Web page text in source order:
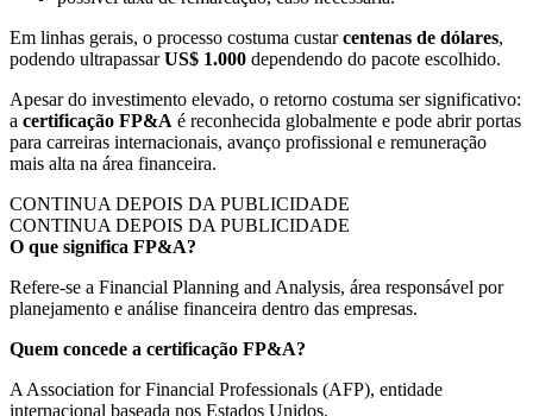
Em linhas gerais, o processo costuma custarcentenas de dólares,
podendo ultrapassarUS$ 1.000 dependendo do pacote escolhido.
Apesar do investimento elevado, o retorno costuma ser significativo:
a certificação FP&A é reconhecida globalmente e pode abrir portas
para carreiras internacionais, avanço profissional e remuneração
mais alta na área financeira.
CONTINUA DEPOIS DA PUBLICIDADE
CONTINUA DEPOIS DA PUBLICIDADE
O que significa FP&A?
Refere-se a Financial Planning and Analysis, área responsável por
planejamento e análise financeira dentro das empresas.
Quem concede a certificação FP&A?
A Association for Financial Professionals (AFP), entidade
internacional baseada nos Estados Unidos.